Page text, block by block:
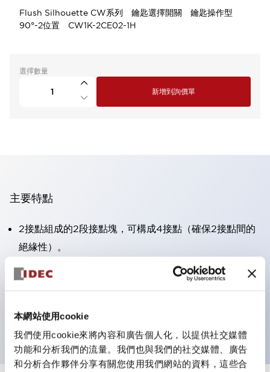
本網站使用cookie
我們使用cookie來將內容和廣告個人化，以提供社交媒體
功能和分析我們的流量。我們也與我們的社交媒體、廣告
和分析合作夥伴分享有關您使用我們網站的資料，這些合
Flush Silhouette CW系列 鑰匙選擇開關 鑰匙操作型
90°-2位置 CW1K-2CE02-1H
選擇數量
新增到詢價單
主要特點
2接點組成的2段接點塊，可構成4接點（確保2接點間的
絕緣性）。
面板深度39.9mm（※11段接點塊）、59.9mm（※22段
接點塊）。可實現省空間設計。
防護結構